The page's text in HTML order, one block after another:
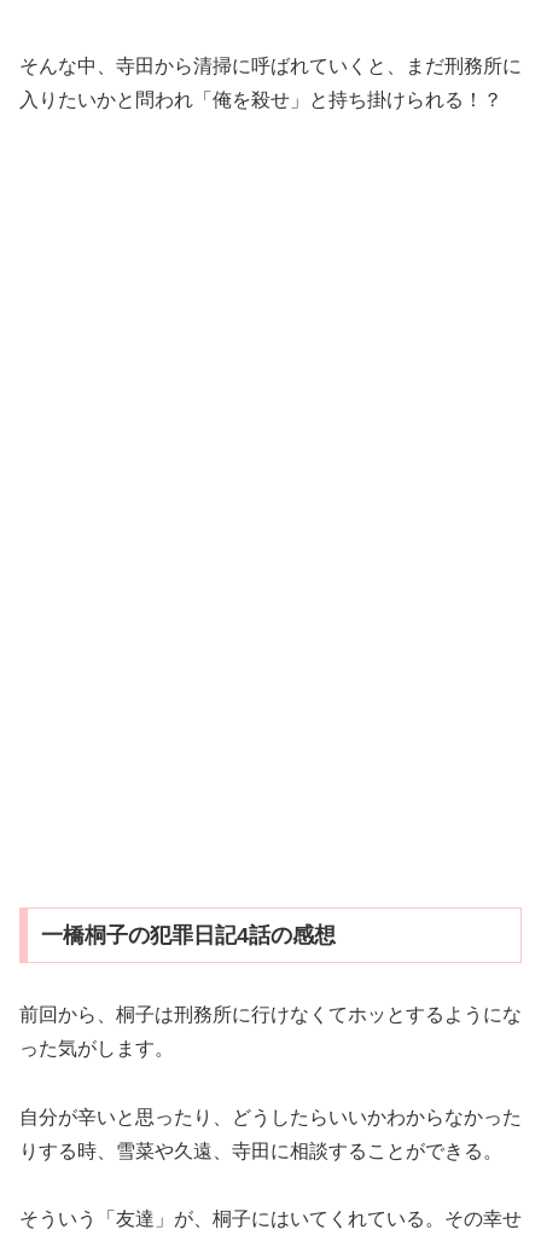
そんな中、寺田から清掃に呼ばれていくと、まだ刑務所に
入りたいかと問われ「俺を殺せ」と持ち掛けられる！？
一橋桐子の犯罪日記4話の感想
前回から、桐子は刑務所に行けなくてホッとするようにな
った気がします。
自分が辛いと思ったり、どうしたらいいかわからなかった
りする時、雪菜や久遠、寺田に相談することができる。
そういう「友達」が、桐子にはいてくれている。その幸せ